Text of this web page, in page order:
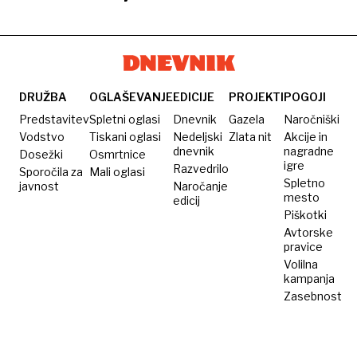
ki ga
povezujejo
s FSB
Tudi
veganske
jedi
DRUŽBA
Predstavitev
Vodstvo
Dosežki
Sporočila za
javnost
OGLAŠEVANJE
Spletni oglasi
Tiskani oglasi
Osmrtnice
Mali oglasi
EDICIJE
Dnevnik
Nedeljski
dnevnik
Razvedrilo
Naročanje
edicij
PROJEKTI
Gazela
Zlata nit
POGOJI
Naročniški
Akcije in
nagradne
igre
Spletno
mesto
Piškotki
Avtorske
pravice
Volilna
kampanja
Zasebnost